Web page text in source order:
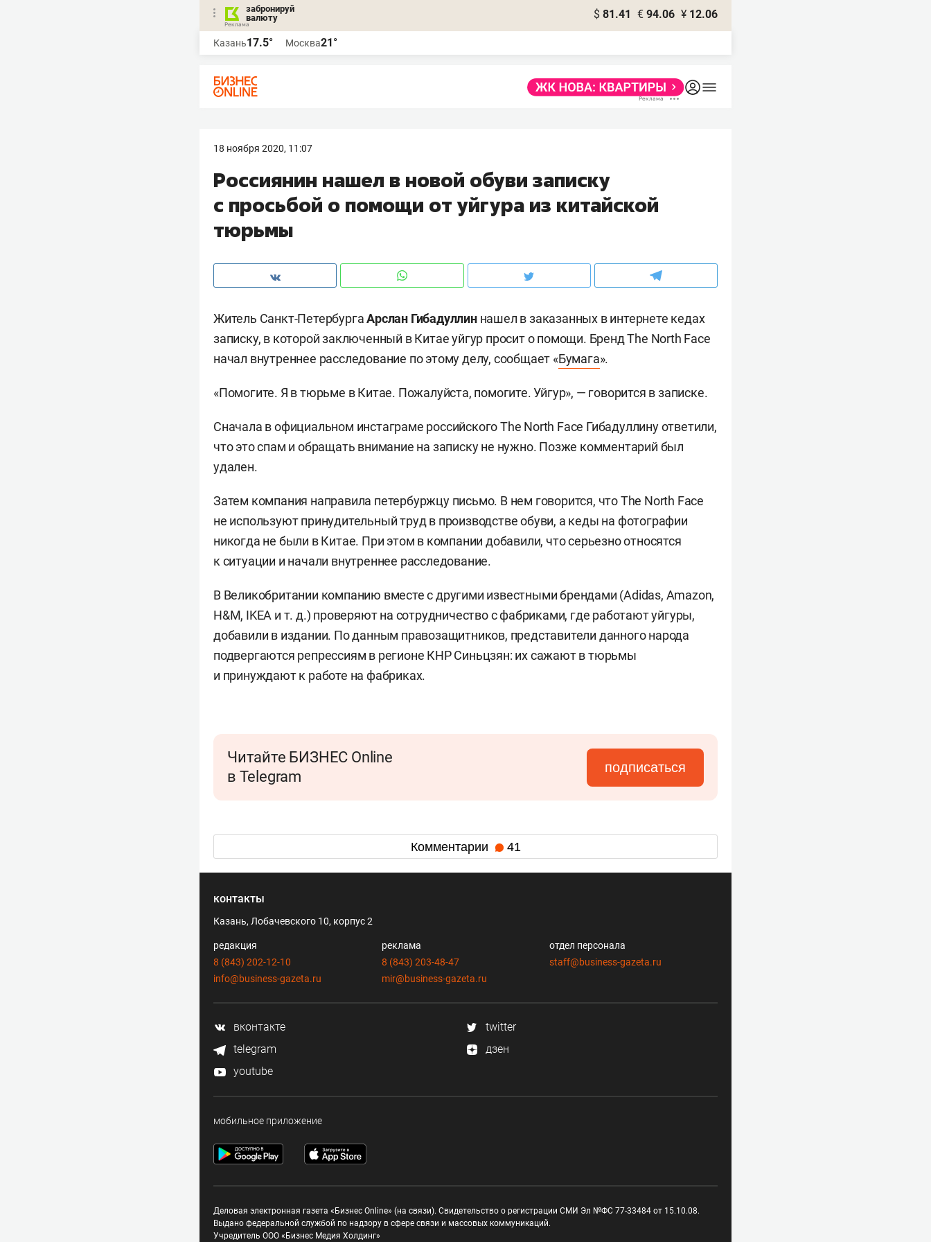
забронируй
валюту
$ 81.41 € 94.06 ¥ 12.06
Казань17.5° Москва21°
18 ноября 2020, 11:07
Россиянин нашел в новой обуви записку
с просьбой о помощи от уйгура из китайской
тюрьмы
Житель Санкт-ПетербургаАрслан Гибадуллиннашел в заказанных в интернете кедах
записку, в которой заключенный в Китае уйгур просит о помощи. Бренд The North Face
начал внутреннее расследование по этому делу, сообщает «Бумага».
«Помогите. Я в тюрьме в Китае. Пожалуйста, помогите. Уйгур», — говорится в записке.
Сначала в официальном инстаграме российского The North Face Гибадуллину ответили,
что это спам и обращать внимание на записку не нужно. Позже комментарий был
удален.
Затем компания направила петербуржцу письмо. В нем говорится, что The North Face
не используют принудительный труд в производстве обуви, а кеды на фотографии
никогда не были в Китае. При этом в компании добавили, что серьезно относятся
к ситуации и начали внутреннее расследование.
В Великобритании компанию вместе с другими известными брендами (Adidas, Amazon,
H&M, IKEA и т. д.) проверяют на сотрудничество с фабриками, где работают уйгуры,
добавили в издании. По данным правозащитников, представители данного народа
подвергаются репрессиям в регионе КНР Синьцзян: их сажают в тюрьмы
и принуждают к работе на фабриках.
Читайте БИЗНЕС Online
в Telegram
подписаться
Комментарии 41
контакты
Казань, Лобачевского 10, корпус 2
редакция
8 (843) 202-12-10
info@business-gazeta.ru
реклама
8 (843) 203-48-47
mir@business-gazeta.ru
отдел персонала
staff@business-gazeta.ru
вконтакте
twitter
telegram
дзен
youtube
мобильное приложение
Деловая электронная газета «Бизнес Online» (на связи). Свидетельство о регистрации СМИ Эл №ФС 77-33484 от 15.10.08.
Выдано федеральной службой по надзору в сфере связи и массовых коммуникаций.
Учредитель ООО «Бизнес Медия Холдинг»